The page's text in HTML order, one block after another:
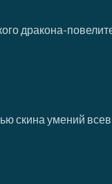
дракона-
скина умений